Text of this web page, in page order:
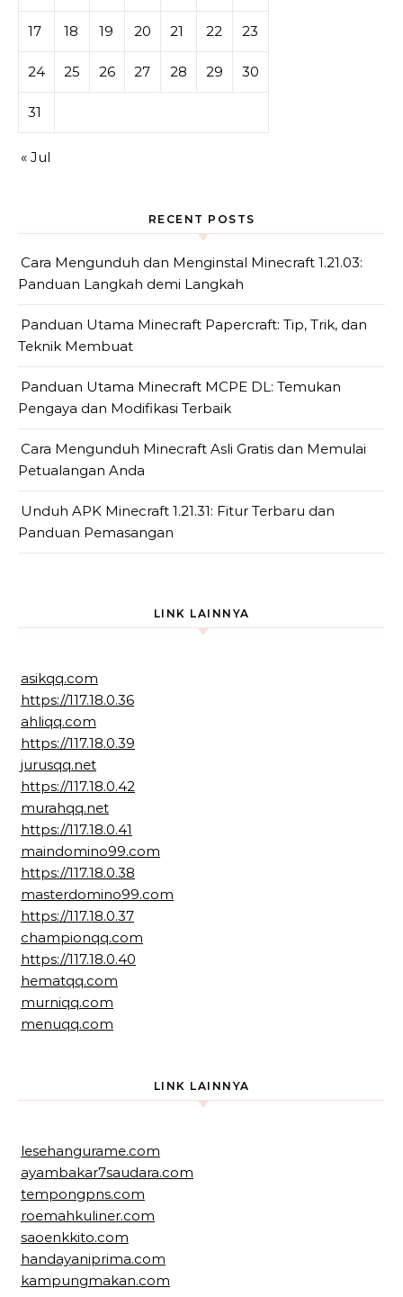
17 18 19 20 21 22 23
24 25 26 27 28 29 30
31
« Jul
RECENT POSTS
Cara Mengunduh dan Menginstal Minecraft 1.21.03:
Panduan Langkah demi Langkah
Panduan Utama Minecraft Papercraft: Tip, Trik, dan
Teknik Membuat
Panduan Utama Minecraft MCPE DL: Temukan
Pengaya dan Modifikasi Terbaik
Cara Mengunduh Minecraft Asli Gratis dan Memulai
Petualangan Anda
Unduh APK Minecraft 1.21.31: Fitur Terbaru dan
Panduan Pemasangan
LINK LAINNYA
asikqq.com
https://117.18.0.36
ahliqq.com
https://117.18.0.39
jurusqq.net
https://117.18.0.42
murahqq.net
https://117.18.0.41
maindomino99.com
https://117.18.0.38
masterdomino99.com
https://117.18.0.37
championqq.com
https://117.18.0.40
hematqq.com
murniqq.com
menuqq.com
LINK LAINNYA
lesehangurame.com
ayambakar7saudara.com
tempongpns.com
roemahkuliner.com
saoenkkito.com
handayaniprima.com
kampungmakan.com